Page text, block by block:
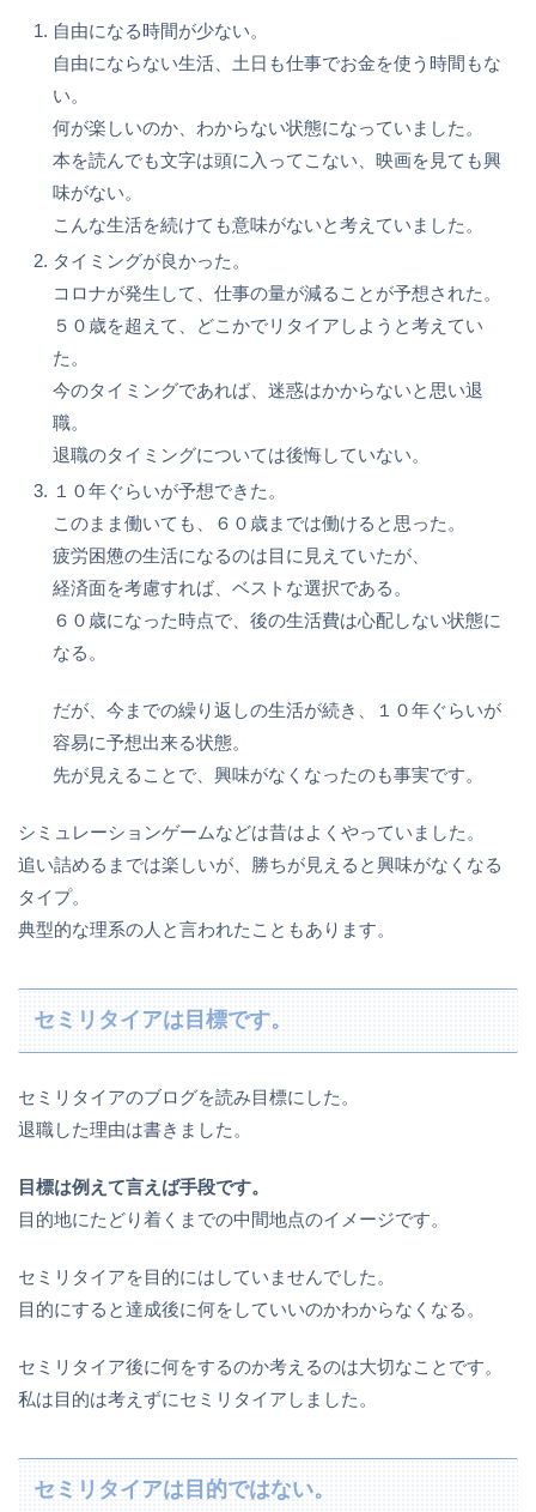
自由になる時間が少ない。
自由にならない生活、土日も仕事でお金を使う時間もな
い。
何が楽しいのか、わからない状態になっていました。
本を読んでも文字は頭に入ってこない、映画を見ても興
味がない。
こんな生活を続けても意味がないと考えていました。
タイミングが良かった。
コロナが発生して、仕事の量が減ることが予想された。
５０歳を超えて、どこかでリタイアしようと考えてい
た。
今のタイミングであれば、迷惑はかからないと思い退
職。
退職のタイミングについては後悔していない。
１０年ぐらいが予想できた。
このまま働いても、６０歳までは働けると思った。
疲労困憊の生活になるのは目に見えていたが、
経済面を考慮すれば、ベストな選択である。
６０歳になった時点で、後の生活費は心配しない状態に
なる。
だが、今までの繰り返しの生活が続き、１０年ぐらいが
容易に予想出来る状態。
先が見えることで、興味がなくなったのも事実です。
シミュレーションゲームなどは昔はよくやっていました。
追い詰めるまでは楽しいが、勝ちが見えると興味がなくなる
タイプ。
典型的な理系の人と言われたこともあります。
セミリタイアは目標です。
セミリタイアのブログを読み目標にした。
退職した理由は書きました。
目標は例えて言えば手段です。
目的地にたどり着くまでの中間地点のイメージです。
セミリタイアを目的にはしていませんでした。
目的にすると達成後に何をしていいのかわからなくなる。
セミリタイア後に何をするのか考えるのは大切なことです。
私は目的は考えずにセミリタイアしました。
セミリタイアは目的ではない。